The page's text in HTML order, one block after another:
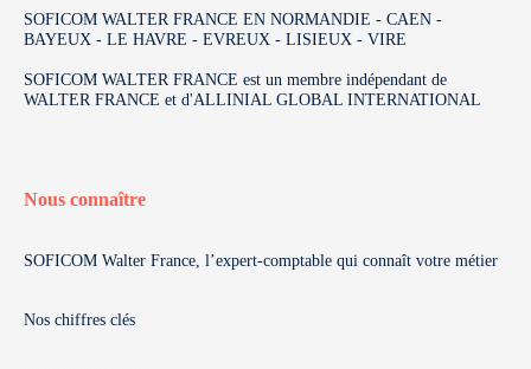
SOFICOM WALTER FRANCE EN NORMANDIE - CAEN -
BAYEUX - LE HAVRE - EVREUX - LISIEUX - VIRE
SOFICOM WALTER FRANCE est un membre indépendant de
WALTER FRANCE et d'ALLINIAL GLOBAL INTERNATIONAL
Nous connaître
SOFICOM Walter France, l’expert-comptable qui connaît votre métier
Nos chiffres clés